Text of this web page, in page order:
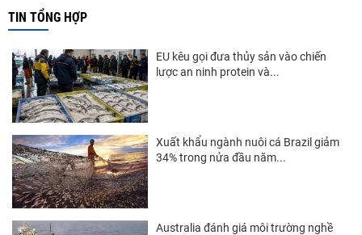
Thị trường Trung Quốc
Thị trường New Zealand
Thị trường Đài Loan
Thị trường Mỹ
Thị trường EU
Thị trường Nhật Bản
TIN TỔNG HỢP
EU kêu gọi đưa thủy sản vào chiến
lược an ninh protein và...
Xuất khẩu ngành nuôi cá Brazil giảm
34% trong nửa đầu năm...
Australia đánh giá môi trường nghề